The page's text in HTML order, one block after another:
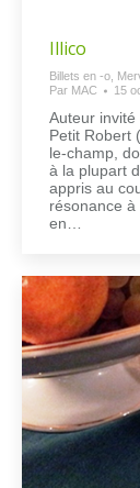
Illico
Billets en -o
Par MAC 15
Auteur
Petit Robert
le-champ,
à la plupart
appris au
résonance
en…